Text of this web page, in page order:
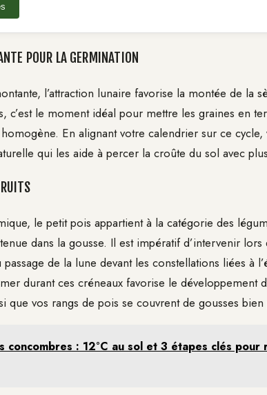
POUR LA GERMINATION
l’attraction lunaire favorise la montée de la
c’est le moment idéal pour mettre les graines en
En alignant votre calendrier sur ce
qui les aide à percer la croûte du sol avec
le petit pois appartient à la catégorie des
dans la gousse. Il est impératif d’intervenir lors
de la lune devant les constellations liées à
durant ces créneaux favorise le développement
que vos rangs de pois se couvrent de gousses bien
concombres : 12°C au sol et 3 étapes clés pour